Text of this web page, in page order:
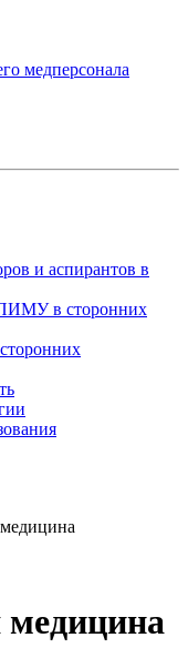
медперсонала
и аспирантов в
в сторонних
медицина